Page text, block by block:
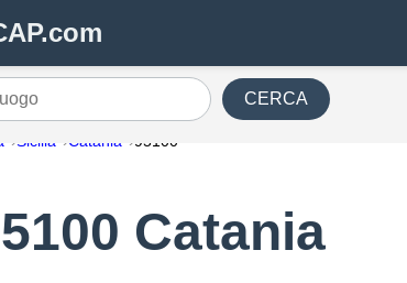
CERCA
Sicilia Catania 95100
Catania